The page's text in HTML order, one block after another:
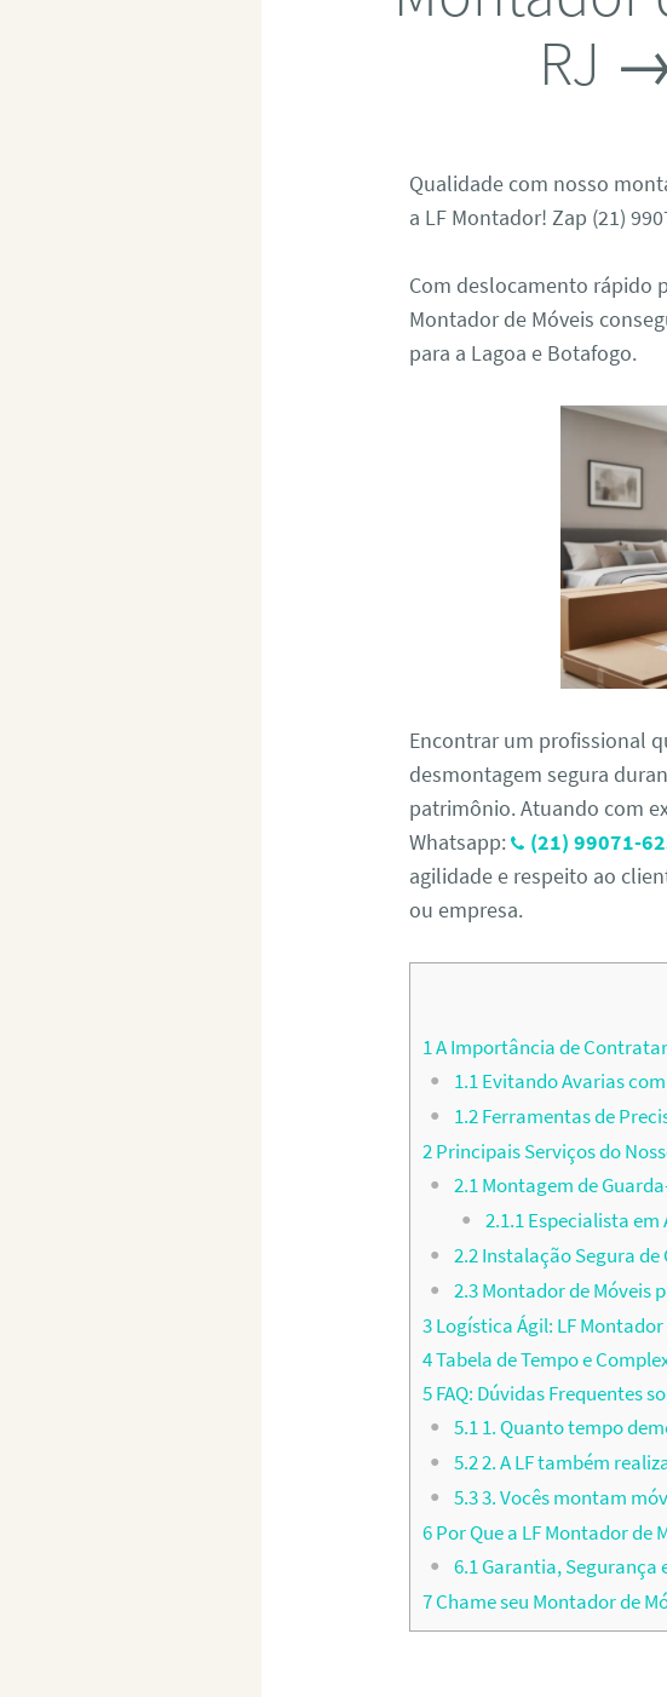
RJ
Qualidade com nosso
a LF Montador! Zap (21)
Com deslocamento rápido
Montador de Móveis
para a Lagoa e Botafogo.
Encontrar um profissional
desmontagem segura
patrimônio. Atuando com
Whatsapp:
(21) 99071-
agilidade e respeito ao
ou empresa.
1A Importância de
1.1Evitando Avarias
1.2Ferramentas de
2Principais Serviços do
2.1Montagem de
2.1.1Especialista em
2.2Instalação Segura
2.3Montador de Móveis
3Logística Ágil: LF
4Tabela de Tempo e
5FAQ: Dúvidas Frequentes
5.11. Quanto tempo
5.22. A LF também
5.33. Vocês montam
6Por Que a LF Montador de
6.1Garantia, Segurança
7Chame seu Montador de